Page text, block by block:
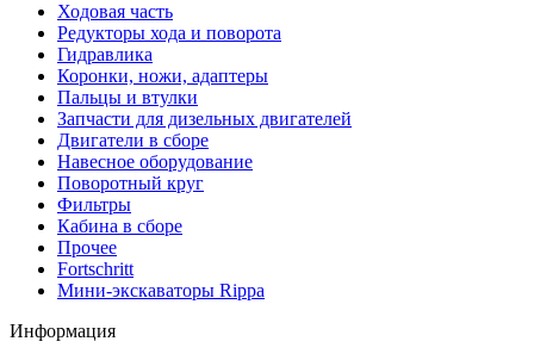
Ходовая часть
Редукторы хода и поворота
Гидравлика
Коронки, ножи, адаптеры
Пальцы и втулки
Запчасти для дизельных двигателей
Двигатели в сборе
Навесное оборудование
Поворотный круг
Фильтры
Кабина в сборе
Прочее
Fortschritt
Мини-экскаваторы Rippa
Информация